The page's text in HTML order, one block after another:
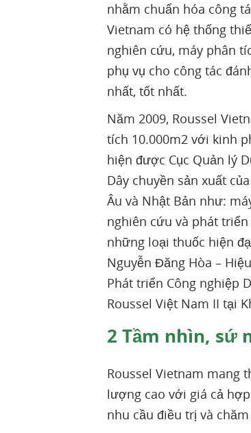
nhằm chuẩn hóa công
Vietnam có hệ thống
nghiên cứu, máy phân
phụ vụ cho công tác
nhất, tốt nhất.
Năm 2009, Roussel
tích 10.000m2 với kinh
hiện được Cục Quản lý
Dây chuyền sản xuất
Âu và Nhật Bản như:
nghiên cứu và phát
những loại thuốc hiện
Nguyễn Đăng Hòa –
Phát triển Công nghiệp
Roussel Việt Nam II tại
2 Tầm nhìn, sứ
Roussel Vietnam mang
lượng cao với giá cả
nhu cầu điều trị và